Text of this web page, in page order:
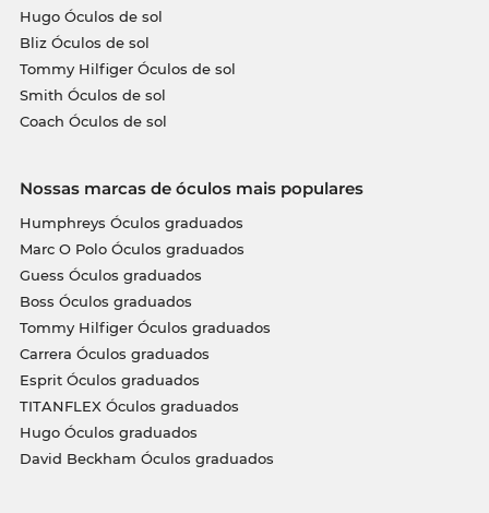
Hugo Óculos de sol
Bliz Óculos de sol
Tommy Hilfiger Óculos de sol
Smith Óculos de sol
Coach Óculos de sol
Nossas marcas de óculos mais populares
Humphreys Óculos graduados
Marc O Polo Óculos graduados
Guess Óculos graduados
Boss Óculos graduados
Tommy Hilfiger Óculos graduados
Carrera Óculos graduados
Esprit Óculos graduados
TITANFLEX Óculos graduados
Hugo Óculos graduados
David Beckham Óculos graduados